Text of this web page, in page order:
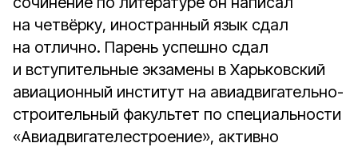
на четвёрку, иностранный язык сдал
на отлично. Парень успешно сдал
и вступительные экзамены в Харьковский
авиационный институт на авиадвигательно-
строительный факультет по специальности
«Авиадвигателестроение», активно